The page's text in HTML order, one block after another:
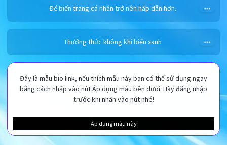
Để biến trang cá nhân trở nên hấp dẫn hơn.
Thưởng thức không khí biển xanh
Đây là mẫu bio link, nếu thích mẫu này bạn có thể sử dụng ngay
bằng cách nhấp vào nút Áp dụng mẫu bên dưới. Hãy đăng nhập
trước khi nhấn vào nút nhé!
Áp dụng mẫu này